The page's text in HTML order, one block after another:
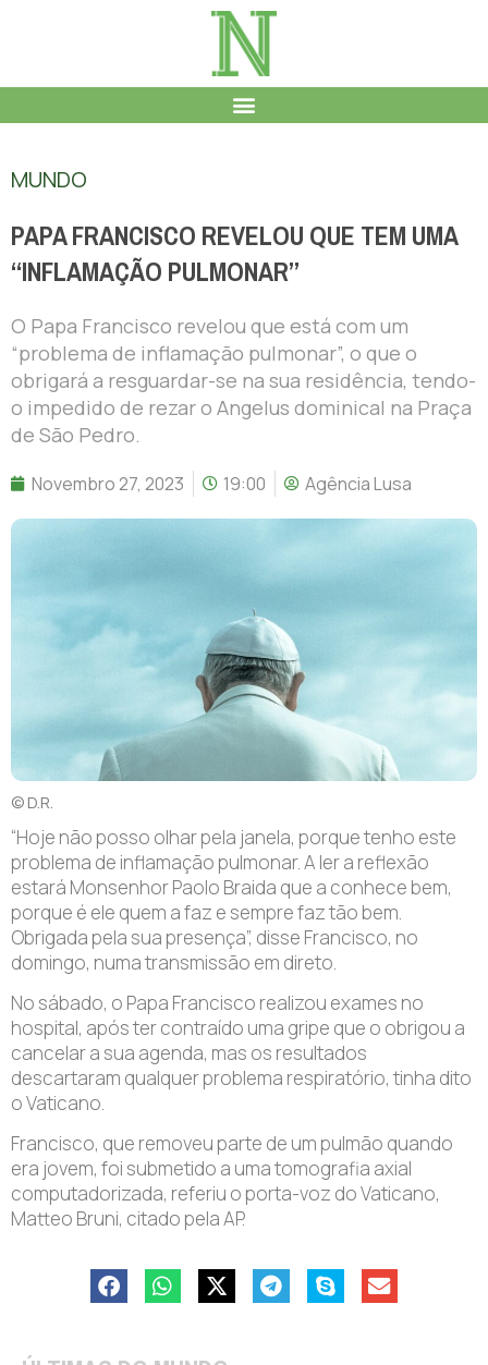
MUNDO
PAPA FRANCISCO REVELOU QUE TEM UMA
“INFLAMAÇÃO PULMONAR”
O Papa Francisco revelou que está com um
“problema de inflamação pulmonar”, o que o
obrigará a resguardar-se na sua residência, tendo-
o impedido de rezar o Angelus dominical na Praça
de São Pedro.
Novembro 27, 2023 19:00 Agência Lusa
© D.R.
“Hoje não posso olhar pela janela, porque tenho este
problema de inflamação pulmonar. A ler a reflexão
estará Monsenhor Paolo Braida que a conhece bem,
porque é ele quem a faz e sempre faz tão bem.
Obrigada pela sua presença”, disse Francisco, no
domingo, numa transmissão em direto.
No sábado, o Papa Francisco realizou exames no
hospital, após ter contraído uma gripe que o obrigou a
cancelar a sua agenda, mas os resultados
descartaram qualquer problema respiratório, tinha dito
o Vaticano.
Francisco, que removeu parte de um pulmão quando
era jovem, foi submetido a uma tomografia axial
computadorizada, referiu o porta-voz do Vaticano,
Matteo Bruni, citado pela AP.